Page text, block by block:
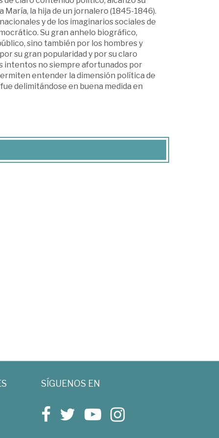
la hija de un jornalero (1845-1846).
y de los imaginarios sociales de
Su gran anhelo biográfico,
sino también por los hombres y
su gran popularidad y por su claro
intentos no siempre afortunados por
entender la dimensión política de
delimitándose en buena medida en
SÍGUENOS EN